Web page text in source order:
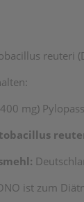
reuteri
mg) Pylopass
ist zum